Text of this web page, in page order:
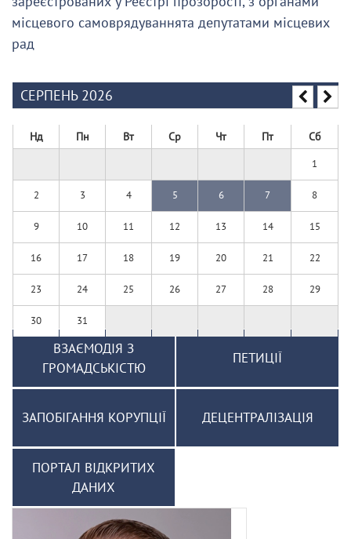
місцевого самоврядуваннята депутатами місцевих
рад
СЕРПЕНЬ 2026
Нд Пн Вт Ср Чт Пт Сб
1
2 3 4 5 6 7 8
9 10 11 12 13 14 15
16 17 18 19 20 21 22
23 24 25 26 27 28 29
30 31
ВЗАЄМОДІЯ З
ГРОМАДСЬКІСТЮ
ПЕТИЦІЇ
ЗАПОБІГАННЯ КОРУПЦІЇ ДЕЦЕНТРАЛІЗАЦІЯ
ПОРТАЛ ВІДКРИТИХ
ДАНИХ